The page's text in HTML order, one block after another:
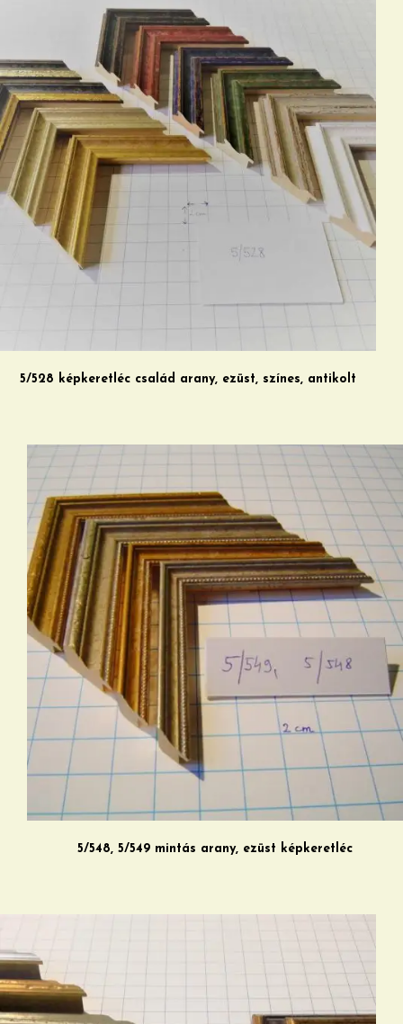
5/528 képkeretléc család arany, ezüst, színes, antikolt
5/548, 5/549 mintás arany, ezüst képkeretléc